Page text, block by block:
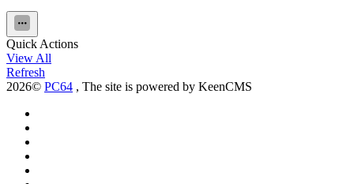
Quick Actions
View All
Refresh
2026© PC64 , The site is powered by KeenCMS